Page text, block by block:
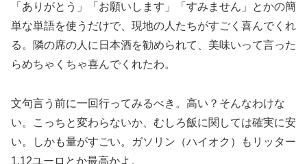
「ありがとう」「お願いします」「すみません」とかの簡
単な単語を使うだけで、現地の人たちがすごく喜んでくれ
る。隣の席の人に日本酒を勧められて、美味いって言った
らめちゃくちゃ喜んでくれたわ。
文句言う前に一回行ってみるべき。高い？そんなわけな
い。こっちと変わらないか、むしろ飯に関しては確実に安
い。しかも量がすごい。ガソリン（ハイオク）もリッター
1.12ユーロとか最高かよ。